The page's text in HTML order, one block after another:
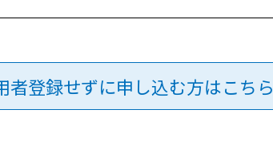
者登録せずに申し込む方はこちら